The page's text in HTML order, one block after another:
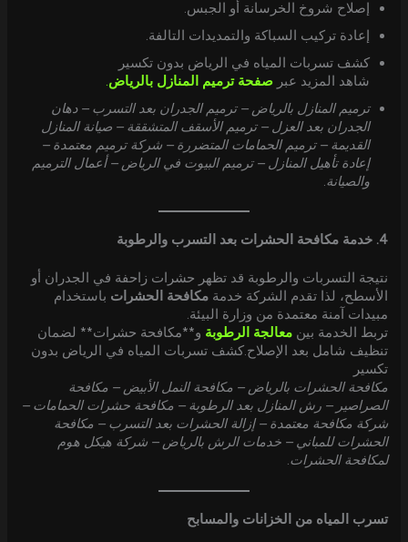
إصلاح شروخ الخرسانة أو الجبس.
إعادة تركيب السباكة والتمديدات التالفة.
كشف تسربات المياه في الرياض بدون تكسير
شاهد المزيد عبر صفحة ترميم المنازل بالرياض.
ترميم المنازل بالرياض – ترميم الجدران بعد التسرب – دهان
الجدران بعد العزل – ترميم الأسقف المتشققة – صيانة المنازل
القديمة – ترميم الحمامات المتضررة – شركة ترميم معتمدة –
إعادة تأهيل المنازل – ترميم البيوت في الرياض – أعمال الترميم
والصيانة.
4. خدمة مكافحة الحشرات بعد التسرب والرطوبة
نتيجة التسربات والرطوبة قد تظهر حشرات زاحفة في الجدران أو
الأسطح، لذا تقدم الشركة خدمةمكافحة الحشرات باستخدام
مبيدات آمنة معتمدة من وزارة البيئة.
تربط الخدمة بينمعالجة الرطوبة و**مكافحة حشرات** لضمان
تنظيف شامل بعد الإصلاح.كشف تسربات المياه في الرياض بدون
تكسير
مكافحة الحشرات بالرياض – مكافحة النمل الأبيض – مكافحة
الصراصير – رش المنازل بعد الرطوبة – مكافحة حشرات الحمامات –
شركة مكافحة معتمدة – إزالة الحشرات بعد التسرب – مكافحة
الحشرات للمباني – خدمات الرش بالرياض – شركة هيكل هوم
لمكافحة الحشرات.
تسرب المياه من الخزانات والمسابح